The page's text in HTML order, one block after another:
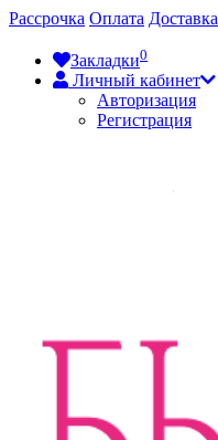
Рассрочка Оплата Доставка
Закладки0
Личный кабинет
Авторизация
Регистрация